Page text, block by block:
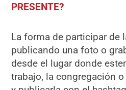
PRESENTE?
La forma de participar de
publicando una foto o
desde el lugar donde
trabajo, la congregación